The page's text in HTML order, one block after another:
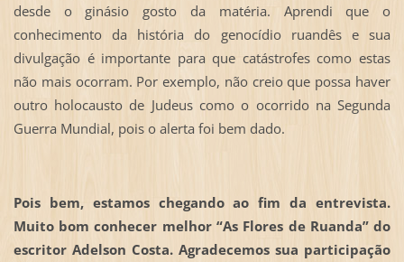
desde o ginásio gosto da matéria. Aprendi que o
conhecimento da história do genocídio ruandês e sua
divulgação é importante para que catástrofes como estas
não mais ocorram. Por exemplo, não creio que possa haver
outro holocausto de Judeus como o ocorrido na Segunda
Guerra Mundial, pois o alerta foi bem dado.
Pois bem, estamos chegando ao fim da entrevista.
Muito bom conhecer melhor “As Flores de Ruanda” do
escritor Adelson Costa. Agradecemos sua participação